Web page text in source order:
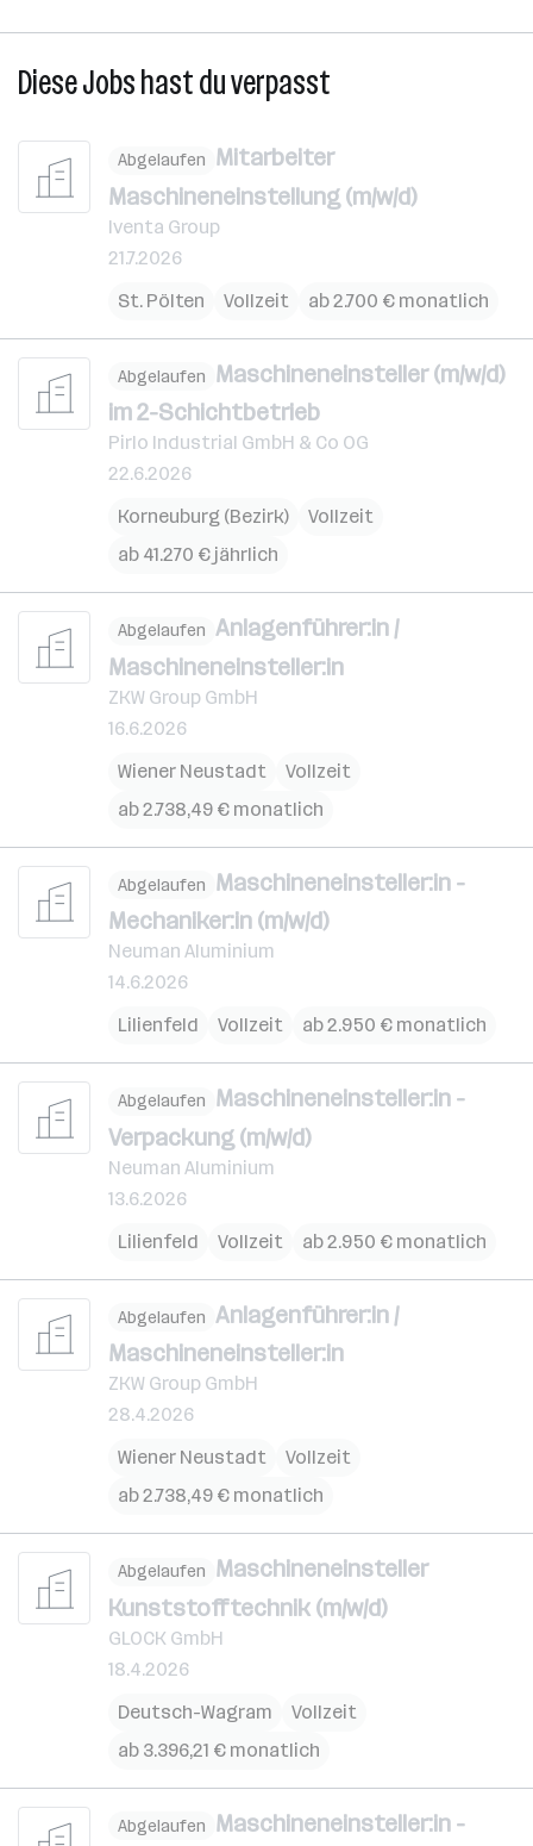
Diese Jobs hast du verpasst
Abgelaufen Mitarbeiter
Maschineneinstellung (m/w/d)
Iventa Group
21.7.2026
St. Pölten
Vollzeit ab 2.700 € monatlich
Abgelaufen Maschineneinsteller (m/w/d)
im 2-Schichtbetrieb
Pirlo Industrial GmbH & Co OG
22.6.2026
Korneuburg (Bezirk)
Vollzeit
ab 41.270 € jährlich
Abgelaufen Anlagenführer:in /
Maschineneinsteller:in
ZKW Group GmbH
16.6.2026
Wiener Neustadt
Vollzeit
ab 2.738,49 € monatlich
Abgelaufen Maschineneinsteller:in -
Mechaniker:in (m/w/d)
Neuman Aluminium
14.6.2026
Lilienfeld
Vollzeit ab 2.950 € monatlich
Abgelaufen Maschineneinsteller:in -
Verpackung (m/w/d)
Neuman Aluminium
13.6.2026
Lilienfeld
Vollzeit ab 2.950 € monatlich
Abgelaufen Anlagenführer:in /
Maschineneinsteller:in
ZKW Group GmbH
28.4.2026
Wiener Neustadt
Vollzeit
ab 2.738,49 € monatlich
Abgelaufen Maschineneinsteller
Kunststofftechnik (m/w/d)
GLOCK GmbH
18.4.2026
Deutsch-Wagram
Vollzeit
ab 3.396,21 € monatlich
Abgelaufen Maschineneinsteller:in -